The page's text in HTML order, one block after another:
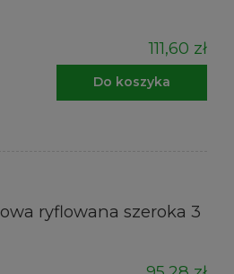
111,60 zł
Do koszyka
ryflowana szeroka 3